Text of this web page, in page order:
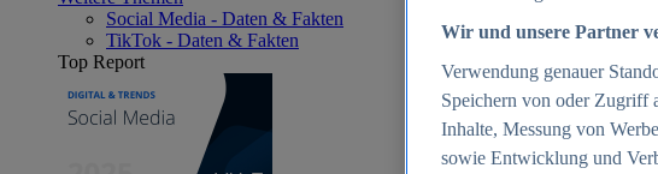
Social Media - Daten & Fakten
TikTok - Daten & Fakten
Top Report
Wir und unsere Partner
Verwendung genauer
Speichern von oder Zugriff
Inhalte, Messung von
sowie Entwicklung und